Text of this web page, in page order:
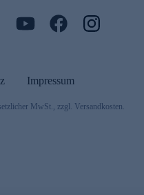
Impressum
MwSt., zzgl. Versandkosten.